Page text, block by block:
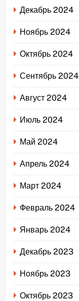
Декабрь 2024
Ноябрь 2024
Октябрь 2024
Сентябрь 2024
Август 2024
Июль 2024
Май 2024
Апрель 2024
Март 2024
Февраль 2024
Январь 2024
Декабрь 2023
Ноябрь 2023
Октябрь 2023